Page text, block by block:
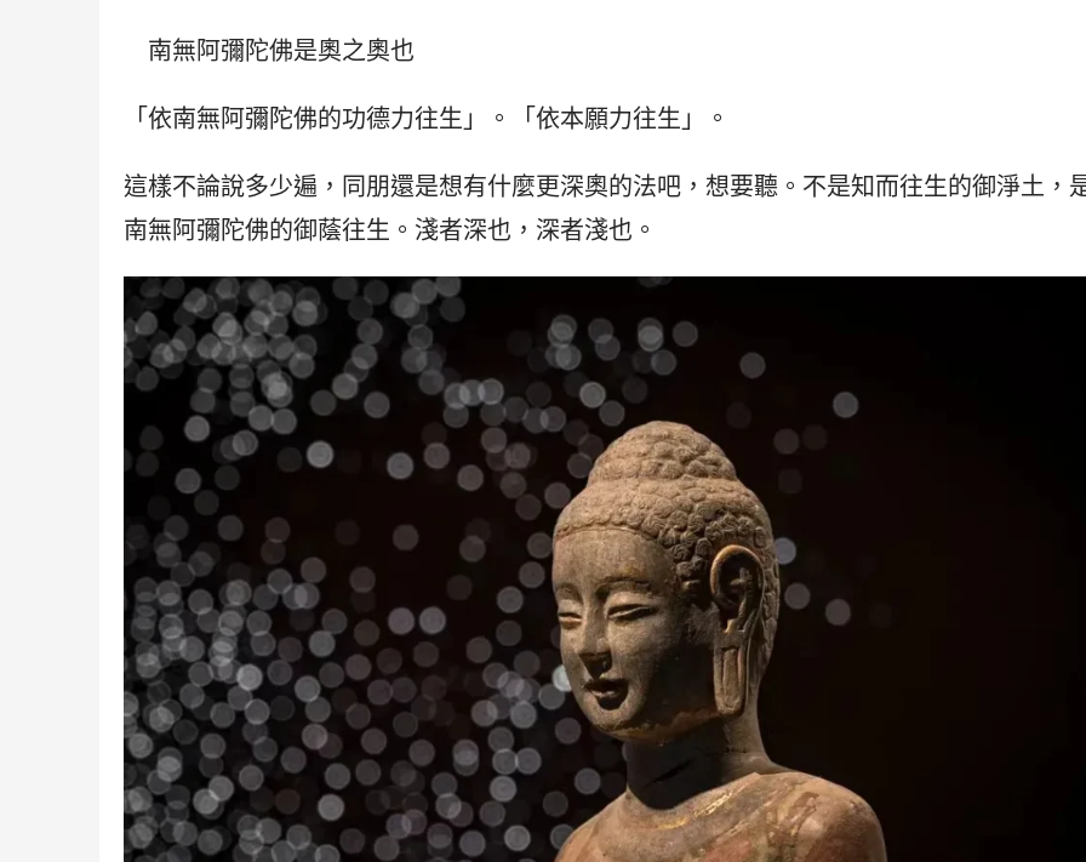
南無阿彌陀佛是奧之奧也
「依南無阿彌陀佛的功德力往生」。「依本願力往生」。
這樣不論說多少遍，同朋還是想有什麼更深奧的法吧，想要聽。不是知而往生的御淨土，
南無阿彌陀佛的御蔭往生。淺者深也，深者淺也。